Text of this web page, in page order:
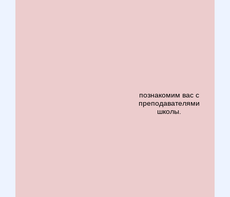
познакомим вас с
преподавателями
школы.